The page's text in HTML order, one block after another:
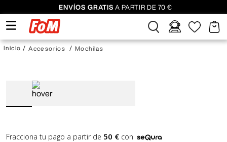
ENVÍOS GRATIS A PARTIR DE 70 €
Accesorios Mochilas
Fracciona tu pago a partir de 50 € con